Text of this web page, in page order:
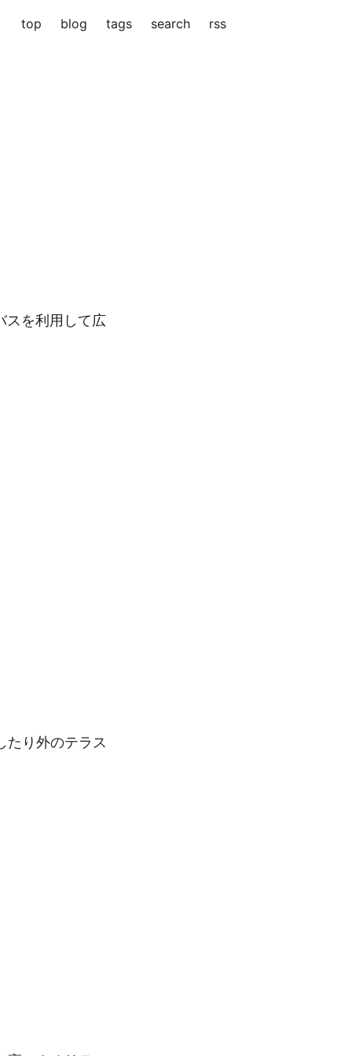
top blog tags search rss
スを利用して広
たり外のテラス